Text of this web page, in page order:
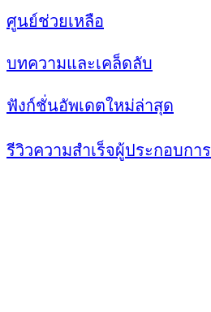
ศูนย์ช่วยเหลือ
บทความและเคล็ดลับ
ฟังก์ชั่นอัพเดตใหม่ล่าสุด
รีวิวความสำเร็จผู้ประกอบการ